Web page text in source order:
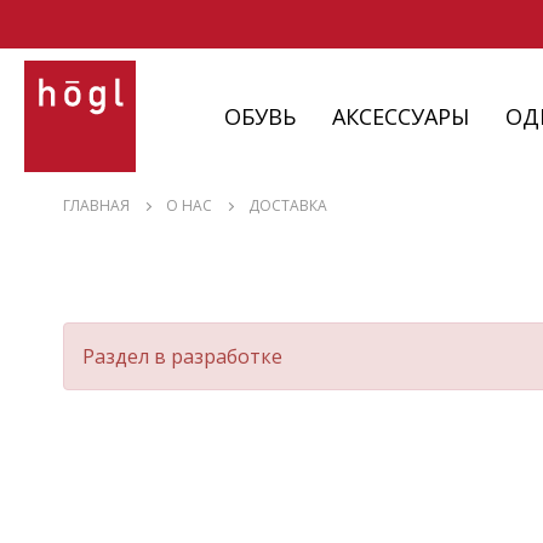
ОБУВЬ АКСЕССУАРЫ
АКСЕССУАРЫ
ГЛАВНАЯ О НАС ДОСТАВКА
Раздел в разработке